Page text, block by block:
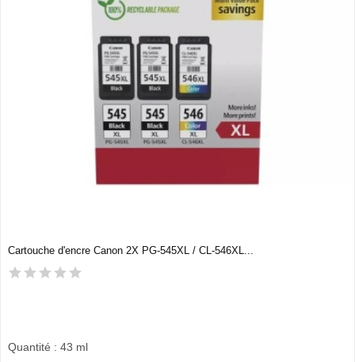
Cartouche d'encre Canon 2X PG-545XL / CL-546XL...
Quantité : 43 ml